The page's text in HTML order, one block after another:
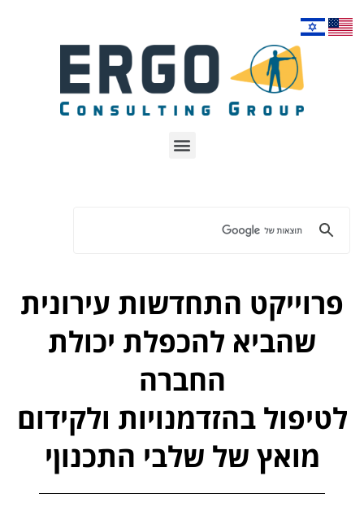
פרוייקט התחדשות עירונית
שהביא להכפלת יכולת
החברה
לטיפול בהזדמנויות ולקידום
מואץ של שלבי התכנוןי